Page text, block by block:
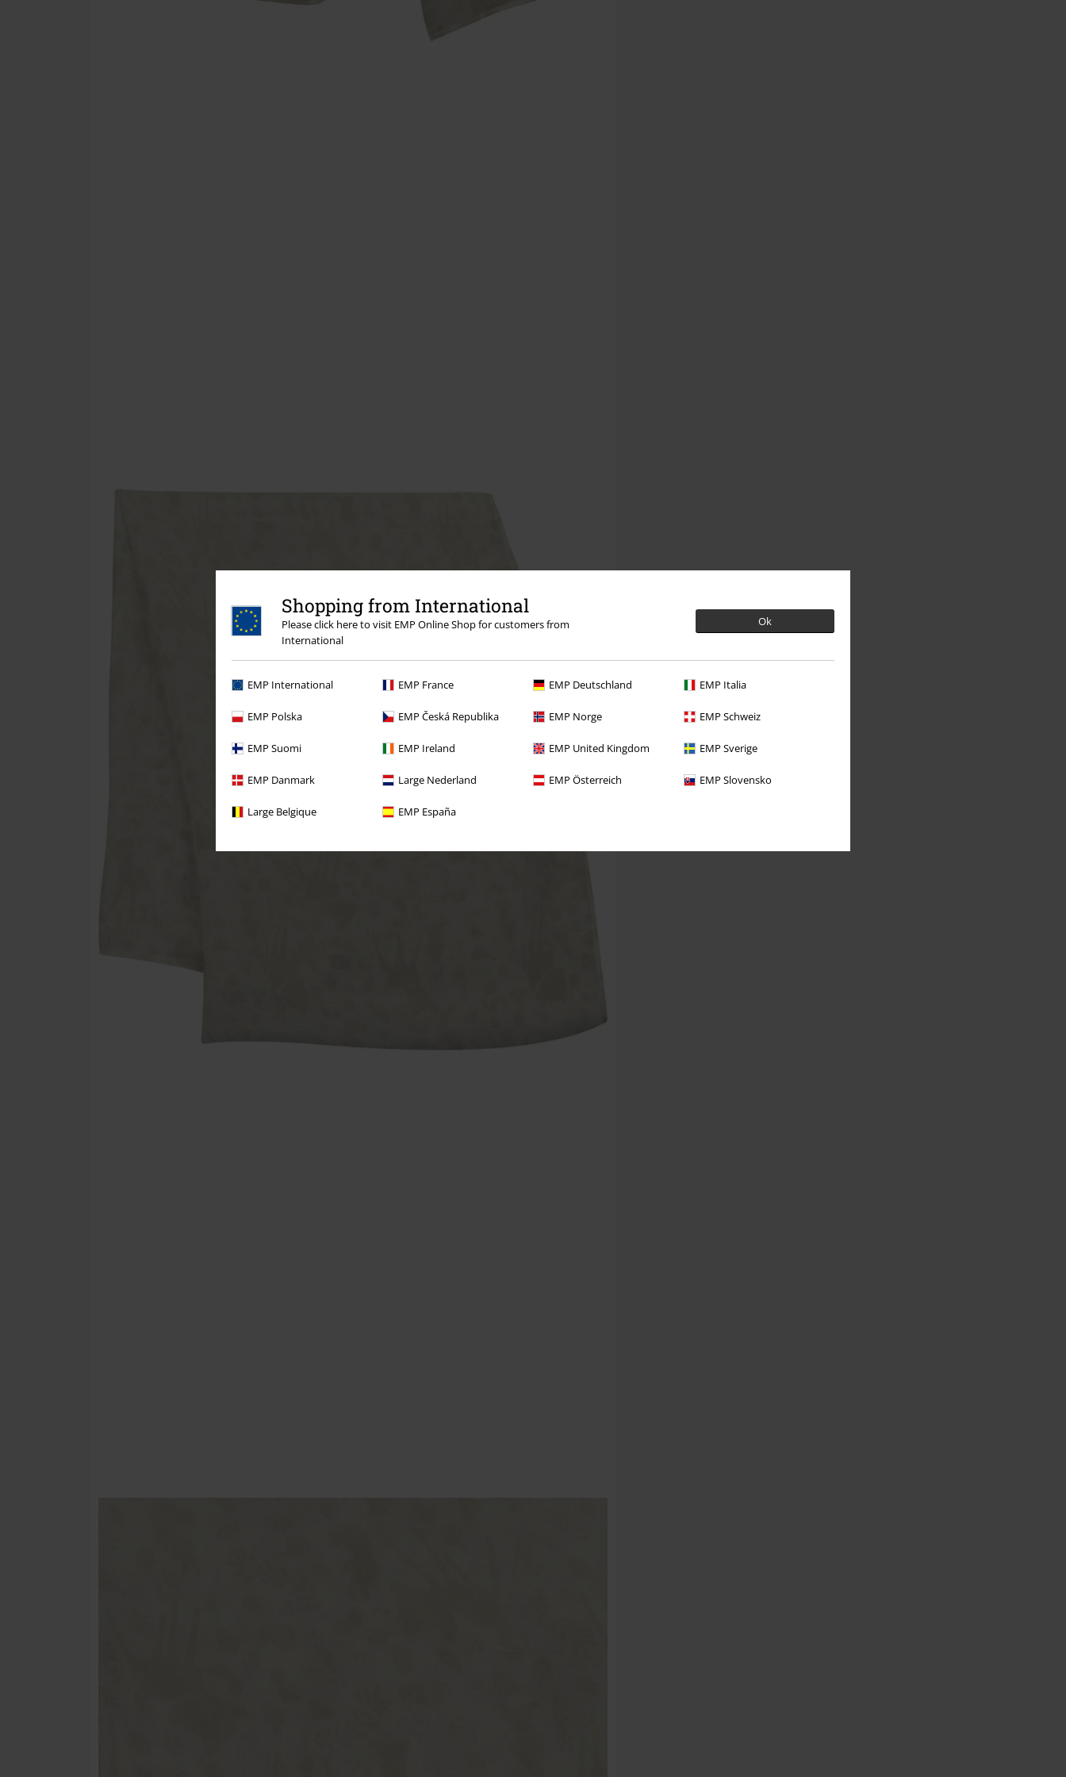
Shopping from International
Please click here to visit EMP Online Shop for customers from
International
Ok
EMP International EMP France EMP Deutschland EMP Italia
EMP Polska EMP Česká Republika EMP Norge EMP Schweiz
EMP Suomi EMP Ireland EMP United Kingdom EMP Sverige
EMP Danmark Large Nederland EMP Österreich EMP Slovensko
Large Belgique EMP España